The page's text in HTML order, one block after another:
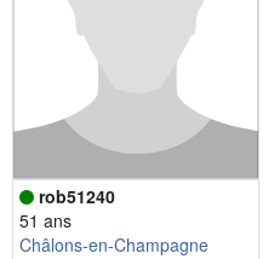
rob51240
51 ans
Châlons-en-Champagne